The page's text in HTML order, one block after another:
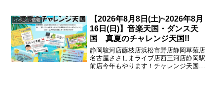
トリー受付中！お問い合わ...
イベント情報
【2026年8月8日(土)~2026年8月
16日(日)】音楽天国・ダンス天
国 真夏のチャレンジ天国!!
静岡駿河店藤枝店浜松市野店静岡草薙店
名古屋ささしまライブ店西三河店静岡駅
前店今年もやります！チャレンジ天国！